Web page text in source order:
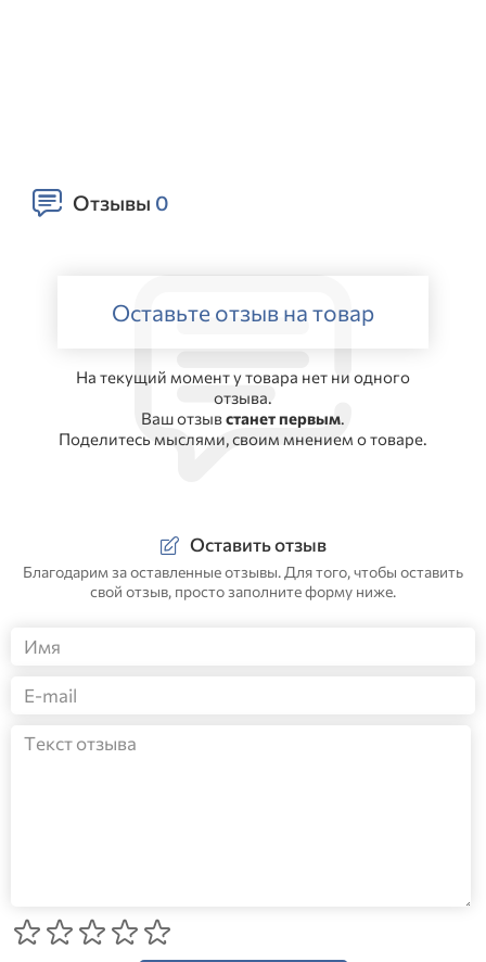
Отзывы 0
Оставьте отзыв на товар
На текущий момент у товара нет ни одного
отзыва.
Ваш отзывстанет первым.
Поделитесь мыслями, своим мнением о товаре.
Оставить отзыв
Благодарим за оставленные отзывы. Для того, чтобы оставить
свой отзыв, просто заполните форму ниже.